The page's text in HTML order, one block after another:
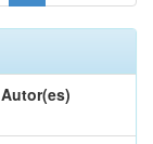
Autor(es)